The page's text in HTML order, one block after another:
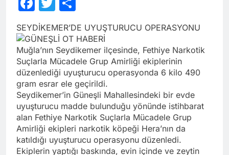
SEYDİKEMER’DE UYUŞTURUCU OPERASYONU
Muğla’nın Seydikemer ilçesinde, Fethiye Narkotik
Suçlarla Mücadele Grup Amirliği ekiplerinin
düzenlediği uyuşturucu operasyonda 6 kilo 490
gram esrar ele geçirildi.
Seydikemer’in Güneşli Mahallesindeki bir evde
uyuşturucu madde bulunduğu yönünde istihbarat
alan Fethiye Narkotik Suçlarla Mücadele Grup
Amirliği ekipleri narkotik köpeği Hera’nın da
katıldığı uyuşturucu operasyonu düzenledi.
Ekiplerin yaptığı baskında, evin içinde ve zeytin